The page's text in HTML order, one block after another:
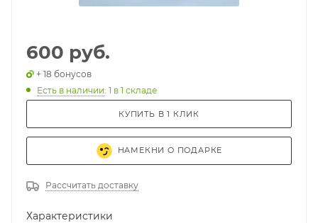
600 руб.
+ 18 бонусов
Есть в наличии: 1 в 1 складе
КУПИТЬ В 1 КЛИК
НАМЕКНИ О ПОДАРКЕ
Рассчитать доставку
Характеристики